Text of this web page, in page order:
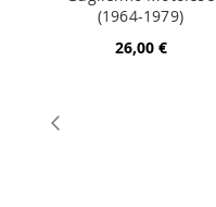
(1964-1979)
26,00 €